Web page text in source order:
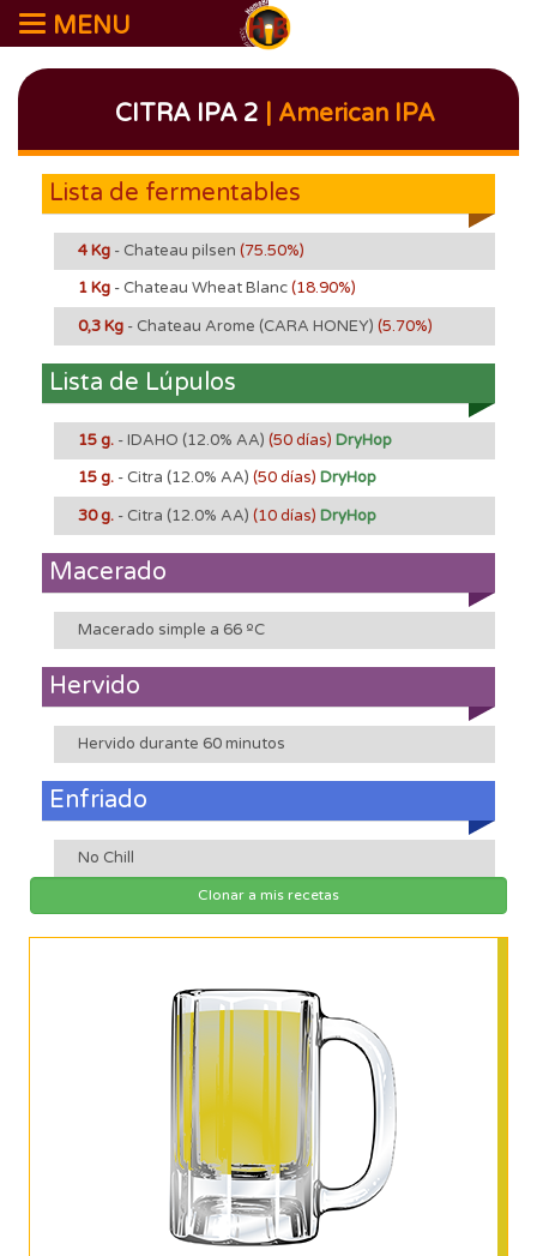
MENU
CITRA IPA 2 | American IPA
Lista de fermentables
4 Kg - Chateau pilsen (75.50%)
1 Kg - Chateau Wheat Blanc(18.90%)
0,3 Kg - Chateau Arome (CARA HONEY) (5.70%)
Lista de Lúpulos
15 g. - IDAHO (12.0% AA) (50 días) DryHop
15 g. - Citra (12.0% AA) (50 días) DryHop
30 g. - Citra (12.0% AA) (10 días) DryHop
Macerado
Macerado simple a 66 ºC
Hervido
Hervido durante 60 minutos
Enfriado
No Chill
Clonar a mis recetas